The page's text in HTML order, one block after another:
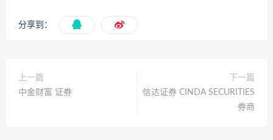
分享到：
上一篇
中金财富 证券
下一篇
信达证券 CINDA SECURITIES
券商